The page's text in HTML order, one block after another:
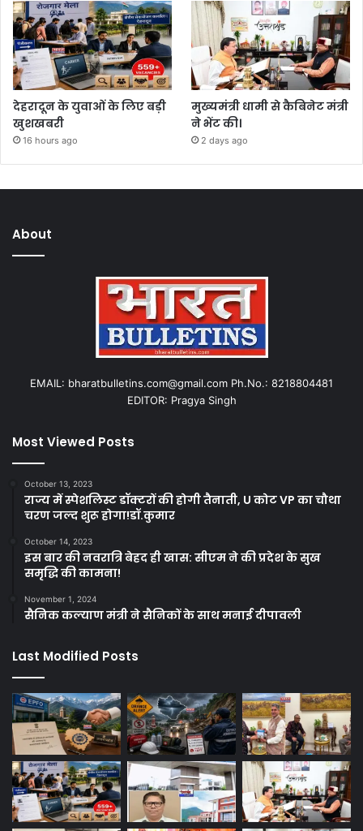
देहरादून के युवाओं के लिए बड़ी
खुशखबरी
16 hours ago
मुख्यमंत्री धामी से कैबिनेट मंत्री
ने भेंट की।
2 days ago
About
EMAIL: bharatbulletins.com@gmail.com Ph.No.: 8218804481
EDITOR: Pragya Singh
Most Viewed Posts
October 13, 2023
राज्य में स्पेशलिस्ट डॉक्टरों की होगी तैनाती, U कोट VP का चौथा
चरण जल्द शुरू होगा!डॉ.कुमार
October 14, 2023
इस बार की नवरात्रि बेहद ही खास: सीएम ने की प्रदेश के सुख
समृद्धि की कामना!
November 1, 2024
सैनिक कल्याण मंत्री ने सैनिकों के साथ मनाई दीपावली
Last Modified Posts